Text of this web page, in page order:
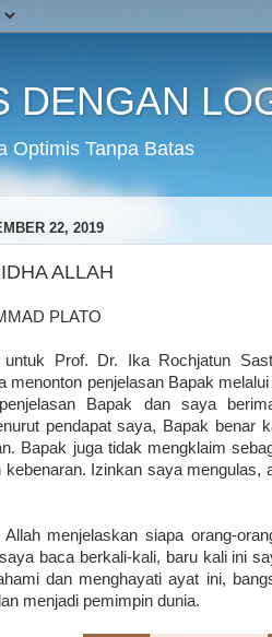
DENGAN
Optimis Tanpa Batas
22, 2019
ALLAH
PLATO
Prof. Dr. Ika Rochjatun
menonton penjelasan Bapak
Bapak dan saya
pendapat saya, Bapak benar
Bapak juga tidak mengklaim
kebenaran. Izinkan saya mengulas,
menjelaskan siapa orang-
baca berkali-kali, baru kali ini
dan menghayati ayat ini,
menjadi pemimpin dunia.